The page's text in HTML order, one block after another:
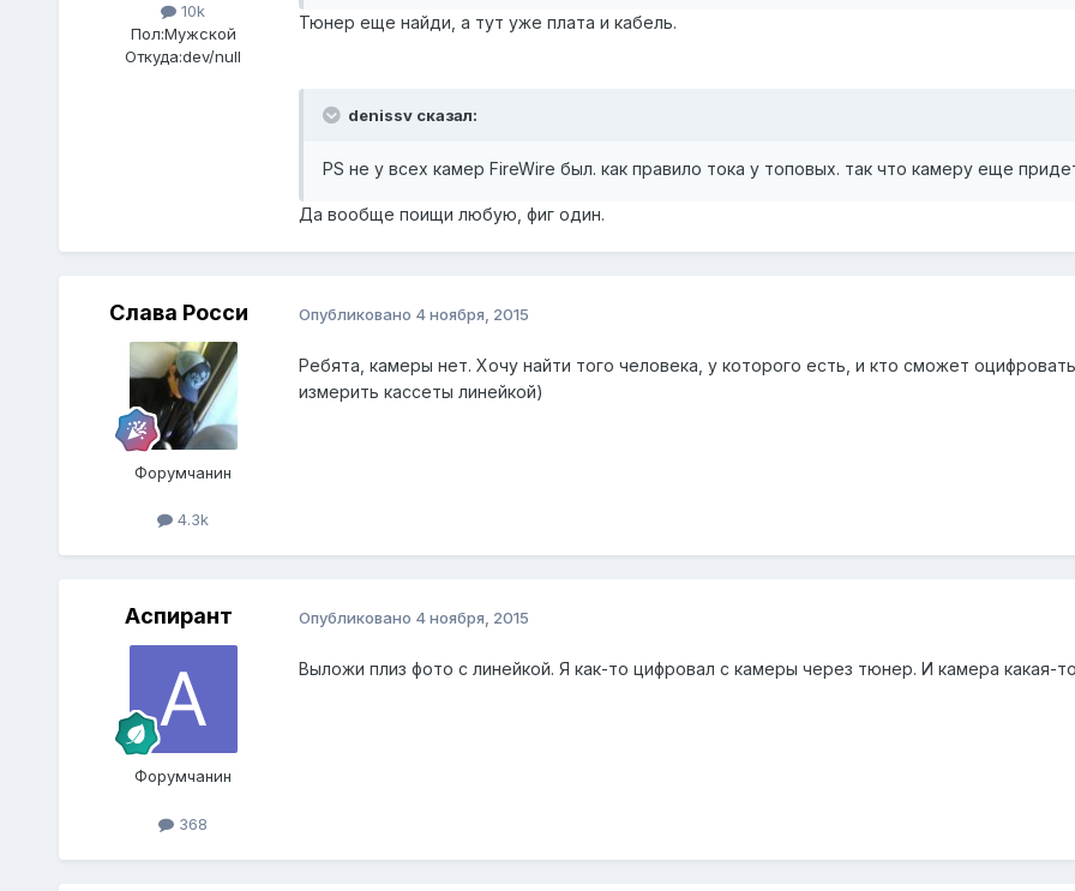
10k
Пол:Мужской
Откуда:dev/null
Тюнер еще найди, а тут уже плата и кабель.
denissv сказал:
PS не у всех камер FireWire был. как правило тока у топовых. так что камеру еще
Да вообще поищи любую, фиг один.
Слава Росси
Форумчанин
4.3k
Опубликовано 4 ноября, 2015
Ребята, камеры нет. Хочу найти того человека, у которого есть, и кто сможет
измерить кассеты линейкой)
Аспирант
Форумчанин
368
Опубликовано 4 ноября, 2015
Выложи плиз фото с линейкой. Я как-то цифровал с камеры через тюнер. И камера какая-